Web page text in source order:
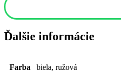
Ďalšie informácie
Farba biela, ružová